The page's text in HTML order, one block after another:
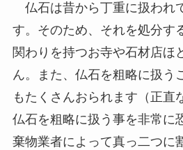
仏石は昔から丁重に扱われ
す。そのため、それを処分す
関わりを持つお寺や石材店ほ
ん。また、仏石を粗略に扱う
もたくさんおられます（正直
仏石を粗略に扱う事を非常に
棄物業者によって真っ二つに